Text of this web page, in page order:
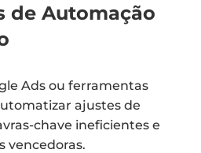
de Automação
Ads ou ferramentas
ajustes de
chave ineficientes e
vencedoras.